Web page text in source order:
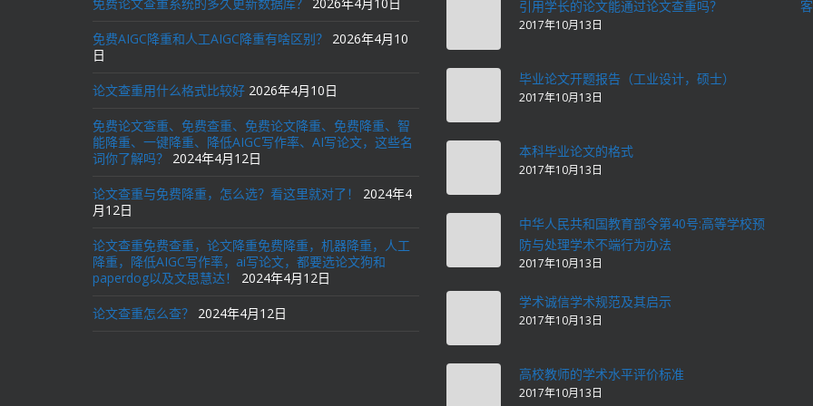
免费AIGC降重和人工AIGC降重有啥区别？
2026年4月10
日
论文查重用什么格式比较好 2026年4月10日
免费论文查重、免费查重、免费论文降重、免费降重、智
能降重、一键降重、降低AIGC写作率、AI写论文，这些名
词你了解吗？
2024年4月12日
论文查重与免费降重，怎么选？看这里就对了！
2024年4
月12日
论文查重免费查重，论文降重免费降重，机器降重，人工
降重，降低AIGC写作率，ai写论文，都要选论文狗和
paperdog以及文思慧达！
2024年4月12日
论文查重怎么查？ 2024年4月12日
引用学长的论文能通过论文查重吗？
2017年10月13日
毕业论文开题报告（工业设计，硕士）
2017年10月13日
本科毕业论文的格式
2017年10月13日
中华人民共和国教育部令第40号:高等学校预
防与处理学术不端行为办法
2017年10月13日
学术诚信学术规范及其启示
2017年10月13日
高校教师的学术水平评价标准
2017年10月13日